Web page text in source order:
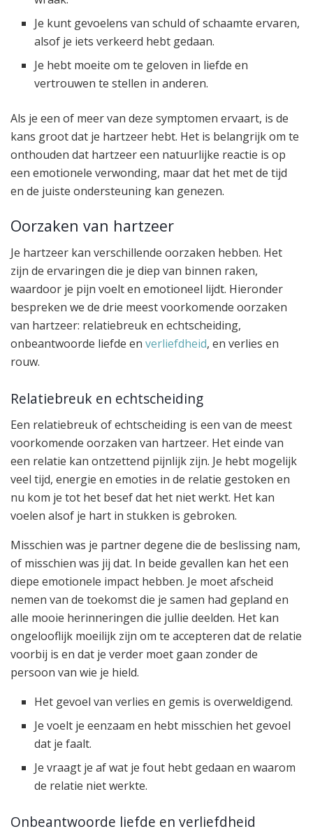
Je kunt gevoelens van schuld of schaamte ervaren,
alsof je iets verkeerd hebt gedaan.
Je hebt moeite om te geloven in liefde en
vertrouwen te stellen in anderen.
Als je een of meer van deze symptomen ervaart, is de
kans groot dat je hartzeer hebt. Het is belangrijk om te
onthouden dat hartzeer een natuurlijke reactie is op
een emotionele verwonding, maar dat het met de tijd
en de juiste ondersteuning kan genezen.
Oorzaken van hartzeer
Je hartzeer kan verschillende oorzaken hebben. Het
zijn de ervaringen die je diep van binnen raken,
waardoor je pijn voelt en emotioneel lijdt. Hieronder
bespreken we de drie meest voorkomende oorzaken
van hartzeer: relatiebreuk en echtscheiding,
onbeantwoorde liefde en verliefdheid, en verlies en
rouw.
Relatiebreuk en echtscheiding
Een relatiebreuk of echtscheiding is een van de meest
voorkomende oorzaken van hartzeer. Het einde van
een relatie kan ontzettend pijnlijk zijn. Je hebt mogelijk
veel tijd, energie en emoties in de relatie gestoken en
nu kom je tot het besef dat het niet werkt. Het kan
voelen alsof je hart in stukken is gebroken.
Misschien was je partner degene die de beslissing nam,
of misschien was jij dat. In beide gevallen kan het een
diepe emotionele impact hebben. Je moet afscheid
nemen van de toekomst die je samen had gepland en
alle mooie herinneringen die jullie deelden. Het kan
ongelooflijk moeilijk zijn om te accepteren dat de relatie
voorbij is en dat je verder moet gaan zonder de
persoon van wie je hield.
Het gevoel van verlies en gemis is overweldigend.
Je voelt je eenzaam en hebt misschien het gevoel
dat je faalt.
Je vraagt je af wat je fout hebt gedaan en waarom
de relatie niet werkte.
Onbeantwoorde liefde en verliefdheid